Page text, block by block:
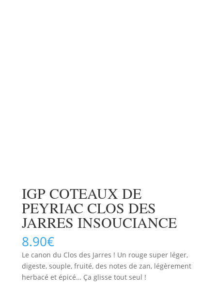
IGP COTEAUX DE
PEYRIAC CLOS DES
JARRES INSOUCIANCE
8.90€
Le canon du Clos des Jarres ! Un rouge super léger,
digeste, souple, fruité, des notes de zan, légèrement
herbacé et épicé… Ça glisse tout seul !